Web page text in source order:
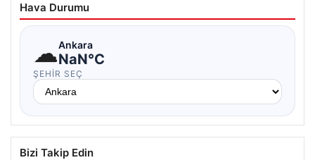
Hava Durumu
☁Ankara
NaN°C
ŞEHIR SEÇ
Bizi Takip Edin